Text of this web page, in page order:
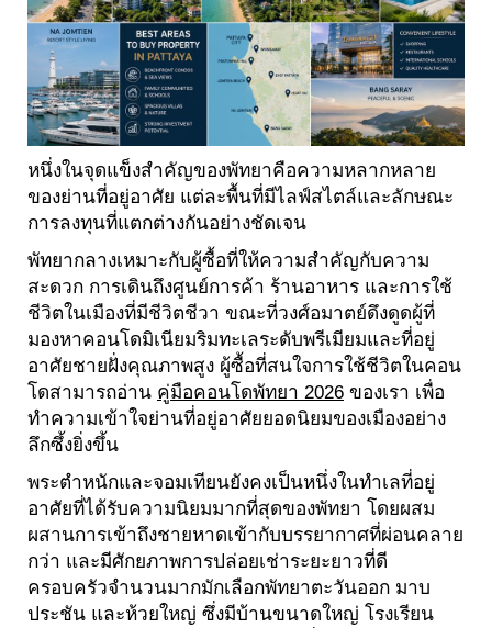
หนึ่งในจุดแข็งสำคัญของพัทยาคือความหลากหลาย
ของย่านที่อยู่อาศัย แต่ละพื้นที่มีไลฟ์สไตล์และลักษณะ
การลงทุนที่แตกต่างกันอย่างชัดเจน
พัทยากลางเหมาะกับผู้ซื้อที่ให้ความสำคัญกับความ
สะดวก การเดินถึงศูนย์การค้า ร้านอาหาร และการใช้
ชีวิตในเมืองที่มีชีวิตชีวา ขณะที่วงศ์อมาตย์ดึงดูดผู้ที่
มองหาคอนโดมิเนียมริมทะเลระดับพรีเมียมและที่อยู่
อาศัยชายฝั่งคุณภาพสูง ผู้ซื้อที่สนใจการใช้ชีวิตในคอน
โดสามารถอ่าน คู่มือคอนโดพัทยา 2026 ของเรา เพื่อ
ทำความเข้าใจย่านที่อยู่อาศัยยอดนิยมของเมืองอย่าง
ลึกซึ้งยิ่งขึ้น
พระตำหนักและจอมเทียนยังคงเป็นหนึ่งในทำเลที่อยู่
อาศัยที่ได้รับความนิยมมากที่สุดของพัทยา โดยผสม
ผสานการเข้าถึงชายหาดเข้ากับบรรยากาศที่ผ่อนคลาย
กว่า และมีศักยภาพการปล่อยเช่าระยะยาวที่ดี
ครอบครัวจำนวนมากมักเลือกพัทยาตะวันออก มาบ
ประชัน และห้วยใหญ่ ซึ่งมีบ้านขนาดใหญ่ โรงเรียน